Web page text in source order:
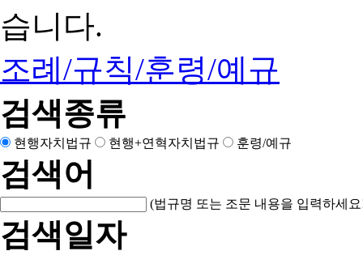
습니다.
조례/규칙/훈령/예규
검색종류
현행자치법규 현행+연혁자치법규 훈령/예규
검색어
(법규명 또는 조문 내용을 입력하세
검색일자